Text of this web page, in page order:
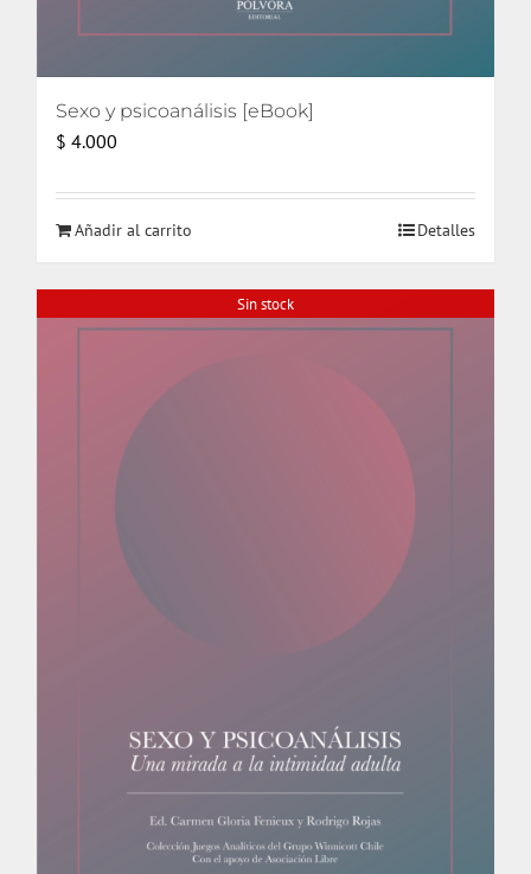
Sexo y psicoanálisis [eBook]
$ 4.000
Añadir al carrito Detalles
Sin stock